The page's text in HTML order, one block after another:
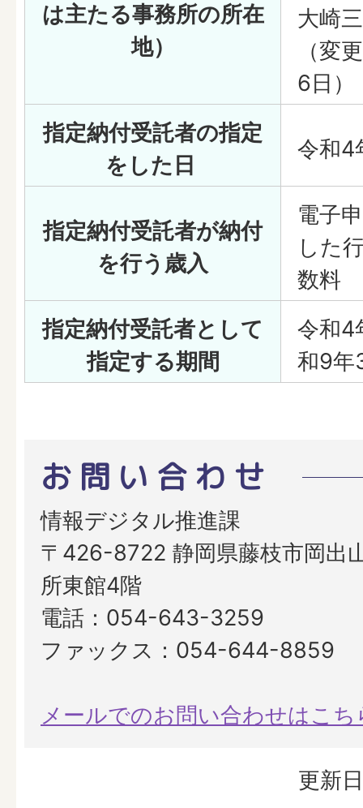
は主たる事務所の所在
地）
大崎
（変
6日）
指定納付受託者の指定
をした日
令和4
指定納付受託者が納付
を行う歳入
電子
した
数料
指定納付受託者として
指定する期間
令和4
和9年
お問い合わせ
情報デジタル推進課
〒426-8722 静岡県藤枝市岡出
所東館4階
電話：054-643-3259
ファックス：054-644-8859
メールでのお問い合わせはこち
更新